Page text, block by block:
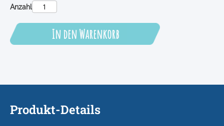
Anzahl
In den Warenkorb
Produkt-Details